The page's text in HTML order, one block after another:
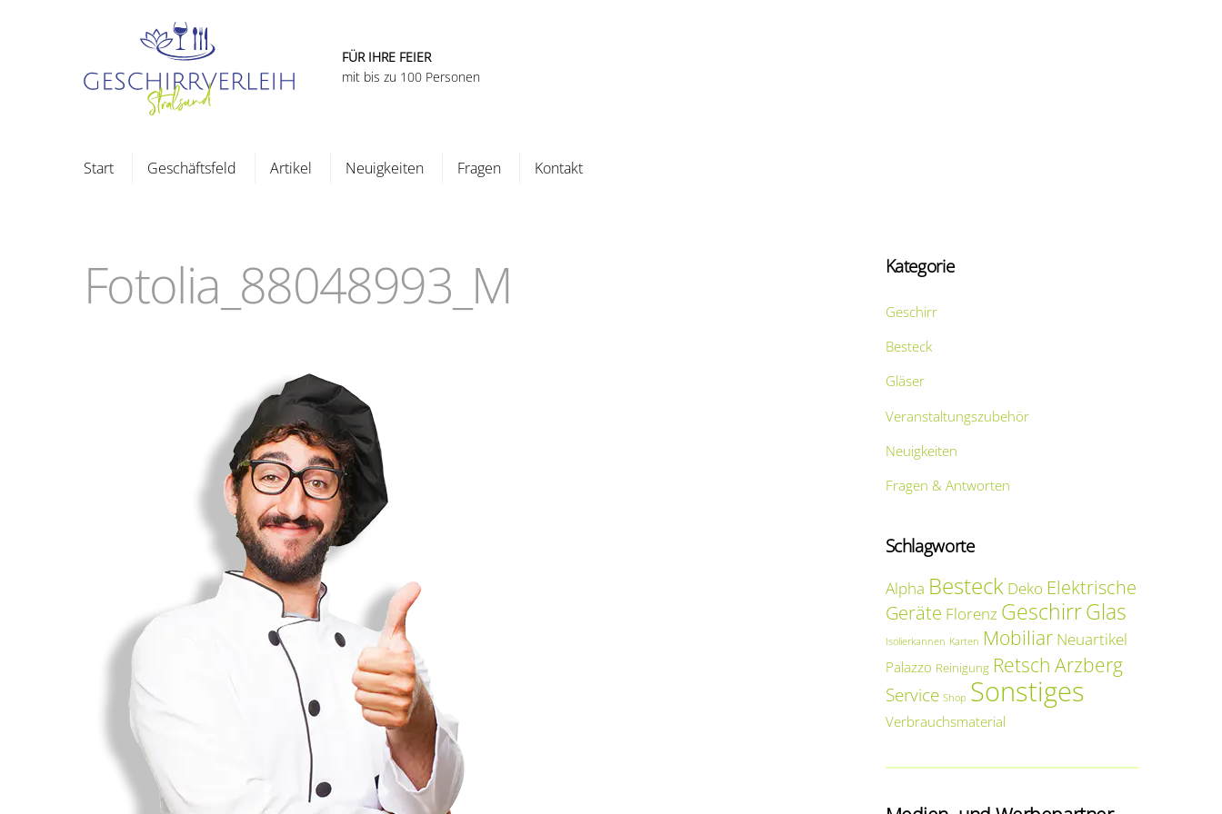
Start Geschäftsfeld Artikel Neuigkeiten Fragen Kontakt
FÜR IHRE FEIER
mit bis zu 100 Personen
Fotolia_88048993_M Kategorie
Geschirr
Besteck
Gläser
Veranstaltungszubehör
Neuigkeiten
Fragen & Antworten
Schlagworte
Alpha Besteck Deko Elektrische
Geräte Florenz GeschirrGlas
Isolierkannen Karten Mobiliar Neuartikel
Palazzo Reinigung Retsch Arzberg
Service Shop Sonstiges
Verbrauchsmaterial